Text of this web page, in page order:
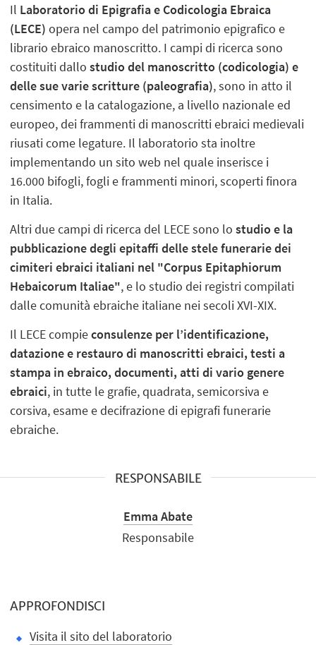
Il Laboratorio di Epigrafia e Codicologia Ebraica
(LECE) opera nel campo del patrimonio epigrafico e
librario ebraico manoscritto. I campi di ricerca sono
costituiti dallostudio del manoscritto (codicologia) e
delle sue varie scritture (paleografia), sono in atto il
censimento e la catalogazione, a livello nazionale ed
europeo, dei frammenti di manoscritti ebraici medievali
riusati come legature. Il laboratorio sta inoltre
implementando un sito web nel quale inserisce i
16.000 bifogli, fogli e frammenti minori, scoperti finora
in Italia.
Altri due campi di ricerca del LECE sono lostudio e la
pubblicazione degli epitaffi delle stele funerarie dei
cimiteri ebraici italiani nel "Corpus Epitaphiorum
Hebaicorum Italiae", e lo studio dei registri compilati
dalle comunità ebraiche italiane nei secoli XVI-XIX.
Il LECE compieconsulenze per l’identificazione,
datazione e restauro di manoscritti ebraici, testi a
stampa in ebraico, documenti, atti di vario genere
ebraici, in tutte le grafie, quadrata, semicorsiva e
corsiva, esame e decifrazione di epigrafi funerarie
ebraiche.
RESPONSABILE
Emma Abate
Responsabile
APPROFONDISCI
Visita il sito del laboratorio